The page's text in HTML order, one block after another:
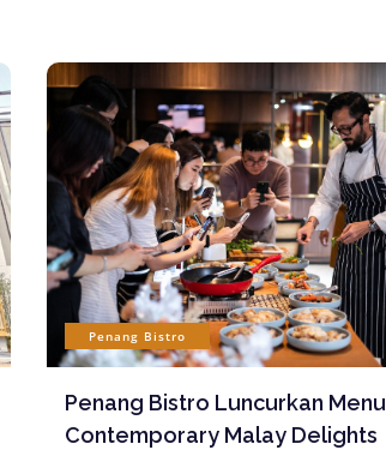
Penang Bistro
Penang Bistro Luncurkan Menu
Contemporary Malay Delights